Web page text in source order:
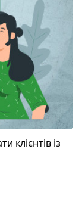
клієнтів із